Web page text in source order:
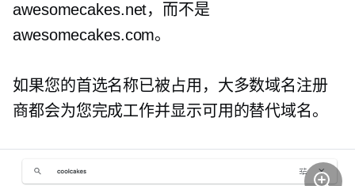
awesomecakes.net，而不是
awesomecakes.com。
如果您的首选名称已被占用，大多数域名注册
商都会为您完成工作并显示可用的替代域名。